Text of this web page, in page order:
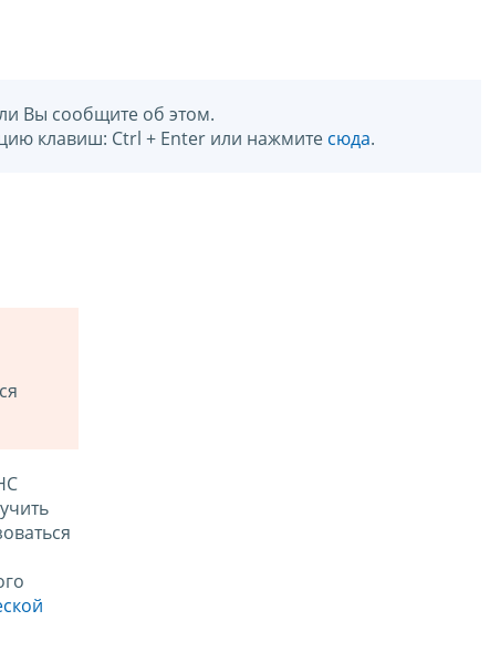
Вы сообщите об этом.
клавиш: Ctrl + Enter или нажмите сюда.